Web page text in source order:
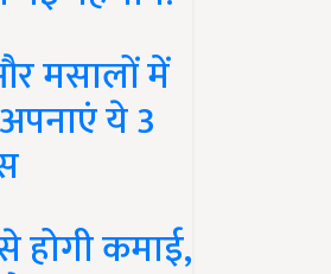
मसालों में
ये 3
कमाई,